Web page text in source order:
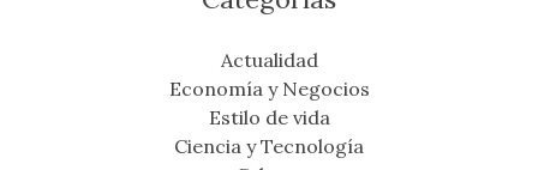
Actualidad
Economía y Negocios
Estilo de vida
Ciencia y Tecnología